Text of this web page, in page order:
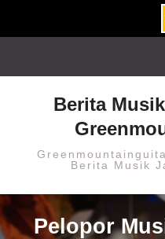
Berita
Berita Musik
Pelopor